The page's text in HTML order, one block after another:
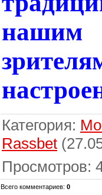
нашим
Категория:
Rassbet
Просмотров:
Всего комментариев: 0